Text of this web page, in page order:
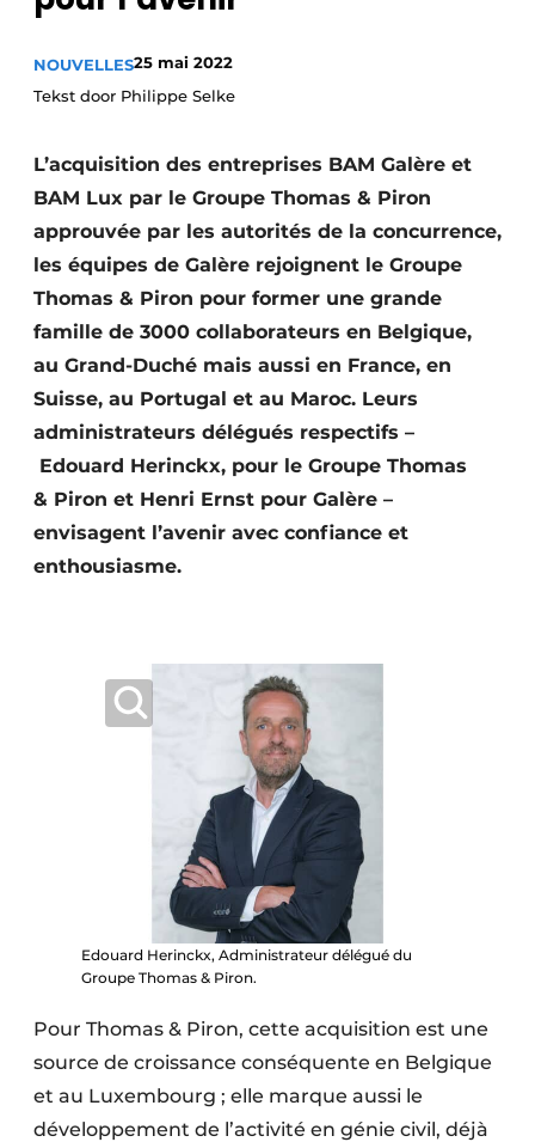
Video’s
Construction bois
Contrôle d’accès
Éclairage
Fondations
Façades
Infrastructures souterraines et égouttage
Protection solaire
Sécurité incendie
Software
Techniques ferroviaires
Travaux ferroviaires
NOUVELLES25 mai 2022
Tekst door Philippe Selke
L’acquisition des entreprises BAM Galère et
BAM Lux par le Groupe Thomas & Piron
approuvée par les autorités de la concurrence,
les équipes de Galère rejoignent le Groupe
Thomas & Piron pour former une grande
famille de 3000 collaborateurs en Belgique,
au Grand-Duché mais aussi en France, en
Suisse, au Portugal et au Maroc. Leurs
administrateurs délégués respectifs –
Edouard Herinckx, pour le Groupe Thomas
& Piron et Henri Ernst pour Galère –
envisagent l’avenir avec confiance et
enthousiasme.
Edouard Herinckx, Administrateur délégué du
Groupe Thomas & Piron.
Pour Thomas & Piron, cette acquisition est une
source de croissance conséquente en Belgique
et au Luxembourg ; elle marque aussi le
développement de l’activité en génie civil, déjà